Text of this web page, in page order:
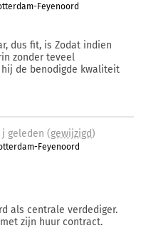
Feyenoord
dus fit, is Zodat indien
zonder teveel
de benodigde kwaliteit
j geleden (gewijzigd)
Feyenoord
als centrale verdediger.
zijn huur contract.